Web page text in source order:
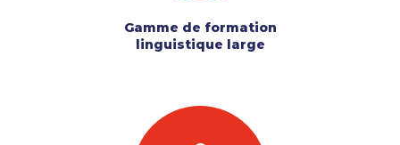
Gamme de formation
linguistique large